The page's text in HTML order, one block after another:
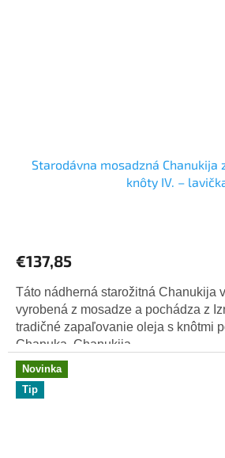
Starodávna mosadzná Chanukija
knôty IV. –
€137,85
Táto nádherná starožitná Chanukija
vyrobená z mosadze a pochádza z
tradičné zapaľovanie oleja s knôtmi
Chanuka. Chanukija...
Novinka
Tip